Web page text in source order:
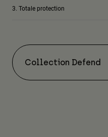
Totale protection
Collection Defend